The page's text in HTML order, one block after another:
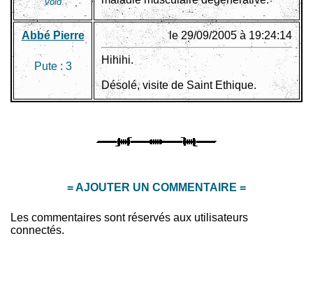
Abbé Pierre
Pute : 3
le 29/09/2005 à 19:24:14
Hihihi.
Désolé, visite de Saint Ethique.
= AJOUTER UN COMMENTAIRE =
Les commentaires sont réservés aux utilisateurs
connectés.